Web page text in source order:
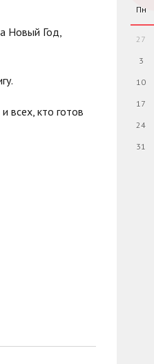
Новый Год,
всех, кто готов
Пн
27
3
10
17
24
31